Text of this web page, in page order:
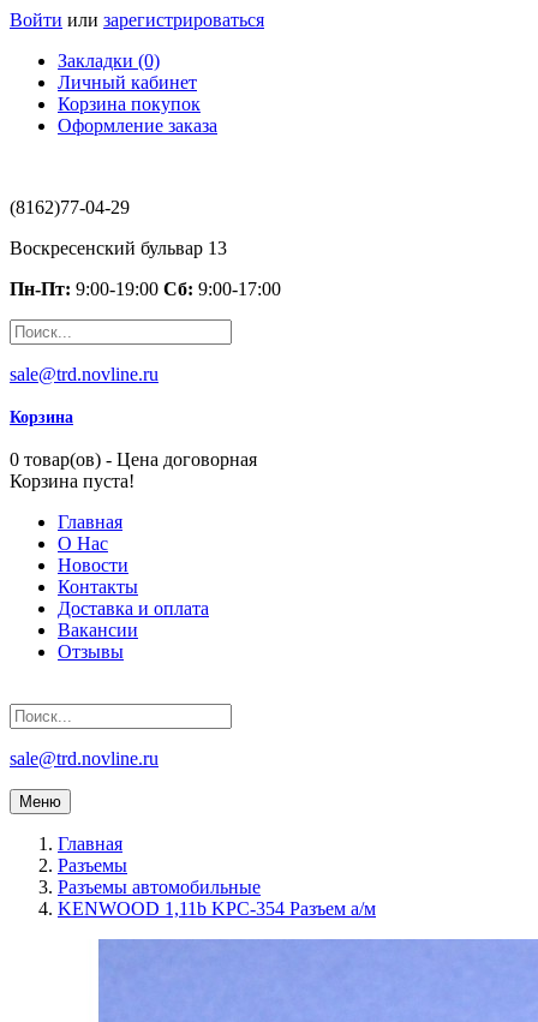
Войти или зарегистрироваться
Закладки (0)
Личный кабинет
Корзина покупок
Оформление заказа
(8162)77-04-29
Воскресенский бульвар 13
Пн-Пт: 9:00-19:00 Сб: 9:00-17:00
sale@trd.novline.ru
Корзина
0 товар(ов) - Цена договорная
Корзина пуста!
Главная
О Нас
Новости
Контакты
Доставка и оплата
Вакансии
Отзывы
sale@trd.novline.ru
Меню
Главная
Разъемы
Разъемы автомобильные
KENWOOD 1,11b KPC-354 Разъем а/м